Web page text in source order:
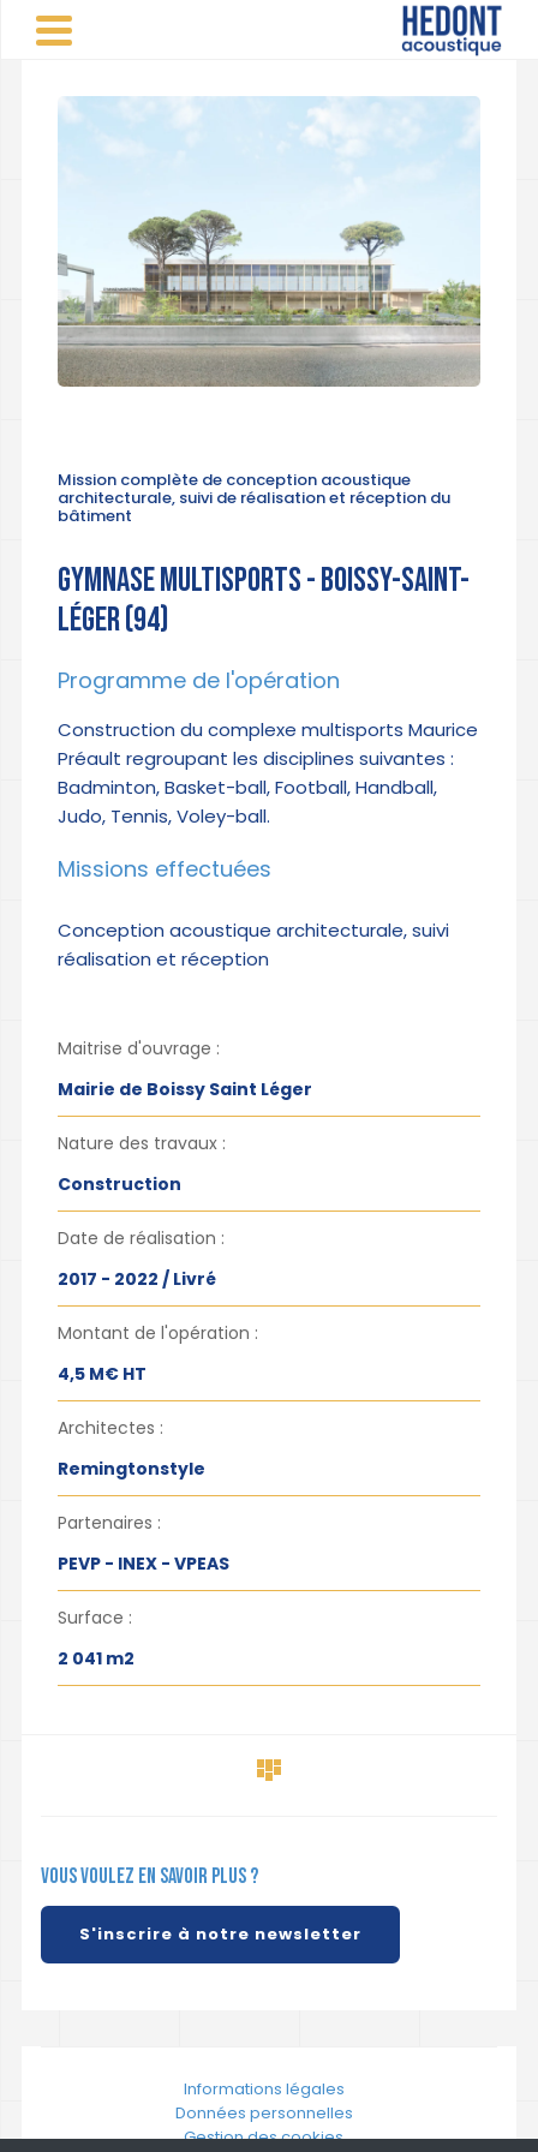
Réalisations
Boissy-Saint-Léger (94)
Mission complète de conception acoustique
architecturale, suivi de réalisation et réception du
bâtiment
GYMNASE MULTISPORTS - BOISSY-SAINT-
LÉGER (94)
Programme de l'opération
Construction du complexe multisports Maurice
Préault regroupant les disciplines suivantes :
Badminton, Basket-ball, Football, Handball,
Judo, Tennis, Voley-ball.
Missions effectuées
Conception acoustique architecturale, suivi
réalisation et réception
Maitrise d'ouvrage :
Mairie de Boissy Saint Léger
Nature des travaux :
Construction
Date de réalisation :
2017 - 2022 / Livré
Montant de l'opération :
4,5 M€ HT
Architectes :
Remingtonstyle
Partenaires :
PEVP - INEX - VPEAS
Surface :
2 041 m2
Vous voulez en savoir plus ?
S'inscrire à notre newsletter
Informations légales
Données personnelles
Gestion des cookies
Panneau de gestion des cookies